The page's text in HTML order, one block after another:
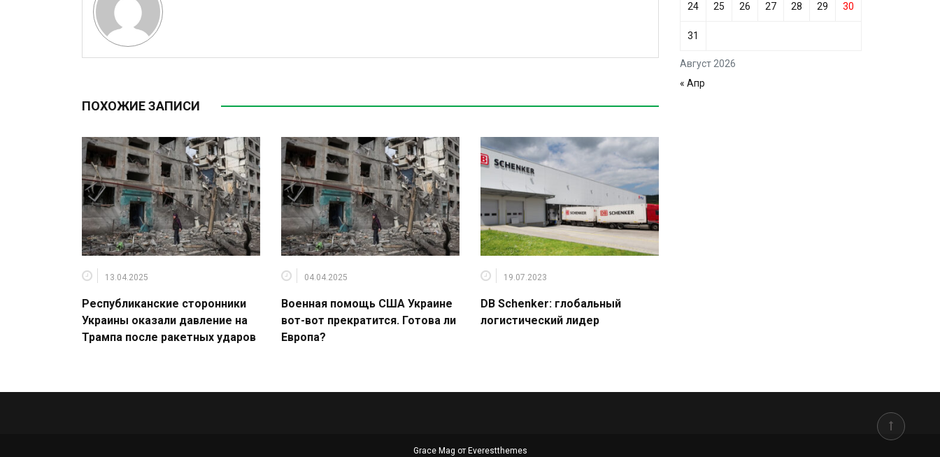
ПОХОЖИЕ ЗАПИСИ
13.04.2025
Республиканские сторонники
Украины оказали давление на
Трампа после ракетных ударов
04.04.2025
Военная помощь США Украине
вот-вот прекратится. Готова ли
Европа?
19.07.2023
DB Schenker: глобальный
логистический лидер
Август 2026
24 25 26 27 28 29 30
31
« Апр
Grace Mag от Everestthemes